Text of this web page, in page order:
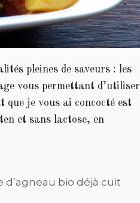
pleines de saveurs : les
vous permettant d’utiliser
que je vous ai concocté est
et sans lactose, en
d’agneau bio déjà cuit